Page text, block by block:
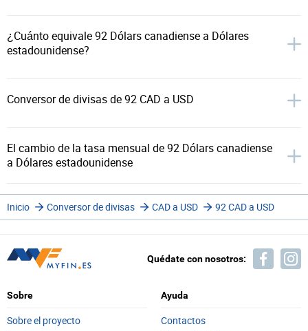
¿Cuánto equivale 92 Dólars canadiense a Dólares
estadounidense?
Conversor de divisas de 92 CAD a USD
El cambio de la tasa mensual de 92 Dólars canadiense
a Dólares estadounidense
Inicio Conversor de divisas CAD a USD 92 CAD a USD
Quédate con nosotros:
Sobre
Sobre el proyecto
Ayuda
Contactos